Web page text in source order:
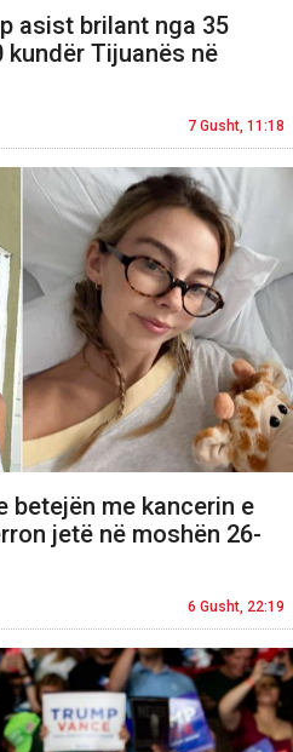
asist brilant nga 35
Tijuanës në
7 Gusht, 11:18
betejën me kancerin e
jetë në moshën 26-
6 Gusht, 22:19